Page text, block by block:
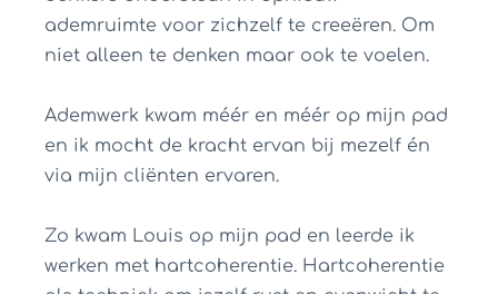
ademruimte voor zichzelf te creeëren. Om
niet alleen te denken maar ook te voelen.
Ademwerk kwam méér en méér op mijn pad
en ik mocht de kracht ervan bij mezelf én
via mijn cliënten ervaren.
Zo kwam Louis op mijn pad en leerde ik
werken met hartcoherentie. Hartcoherentie